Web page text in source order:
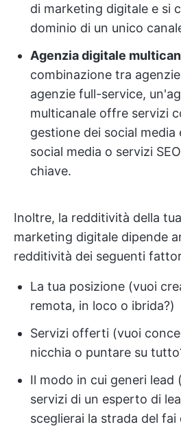
di marketing digitale e si
dominio di un unico
Agenzia digitale
combinazione tra
agenzie full-service,
multicanale offre servizi
gestione dei social media
social media o servizi
chiave.
Inoltre, la redditività della
marketing digitale dipende
redditività dei seguenti
La tua posizione (vuoi
remota, in loco o ibrida?)
Servizi offerti (vuoi
nicchia o puntare su
Il modo in cui generi lead
servizi di un esperto di
sceglierai la strada del fai